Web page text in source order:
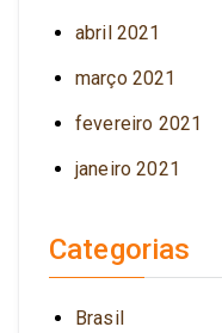
abril 2021
março 2021
fevereiro 2021
janeiro 2021
Categorias
Brasil